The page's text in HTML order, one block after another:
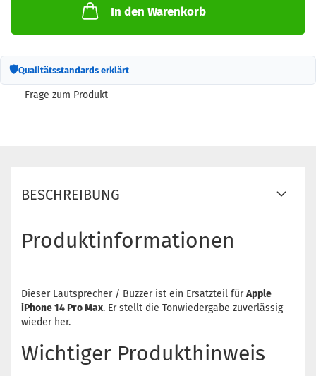
In den Warenkorb
🛡Qualitätsstandards erklärt
Frage zum Produkt
BESCHREIBUNG
Produktinformationen
Dieser Lautsprecher / Buzzer ist ein Ersatzteil fürApple
iPhone 14 Pro Max. Er stellt die Tonwiedergabe zuverlässig
wieder her.
Wichtiger Produkthinweis